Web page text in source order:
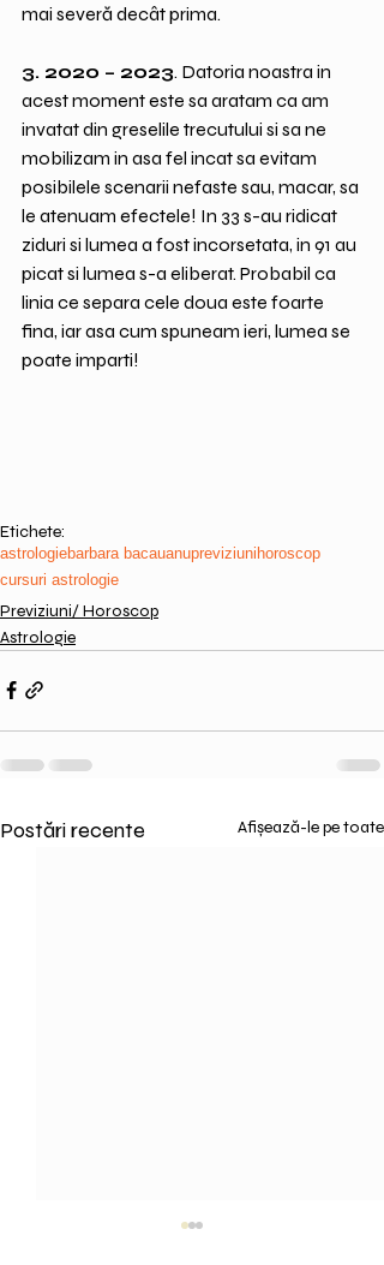
mai severă decât prima.
3. 2020 – 2023. Datoria noastra in
acest moment este sa aratam ca am
invatat din greselile trecutului si sa ne
mobilizam in asa fel incat sa evitam
posibilele scenarii nefaste sau, macar, sa
le atenuam efectele! In 33 s-au ridicat
ziduri si lumea a fost incorsetata, in 91 au
picat si lumea s-a eliberat. Probabil ca
linia ce separa cele doua este foarte
fina, iar asa cum spuneam ieri, lumea se
poate imparti!
Etichete:
astrologiebarbara bacauanupreviziunihoroscop
cursuri astrologie
Previziuni/ Horoscop
Astrologie
Postări recente Afișează-le pe toate